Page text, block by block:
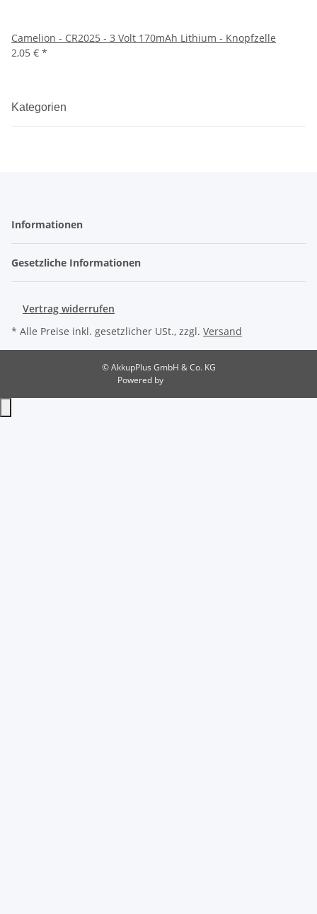
Camelion - CR2025 - 3 Volt 170mAh Lithium - Knopfzelle
2,05 € *
Kategorien
Informationen
Gesetzliche Informationen
Vertrag widerrufen
* Alle Preise inkl. gesetzlicher USt., zzgl. Versand
© AkkupPlus GmbH & Co. KG
Powered by